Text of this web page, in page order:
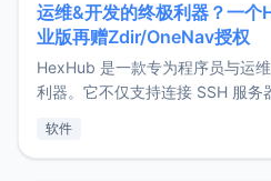
运维&开发的终极利器？一
业版再赠Zdir/OneNav授权
HexHub 是一款专为程序员与运
利器。它不仅支持连接 SSH 服务
件间频繁切换，仅凭 HexHub 即
软件